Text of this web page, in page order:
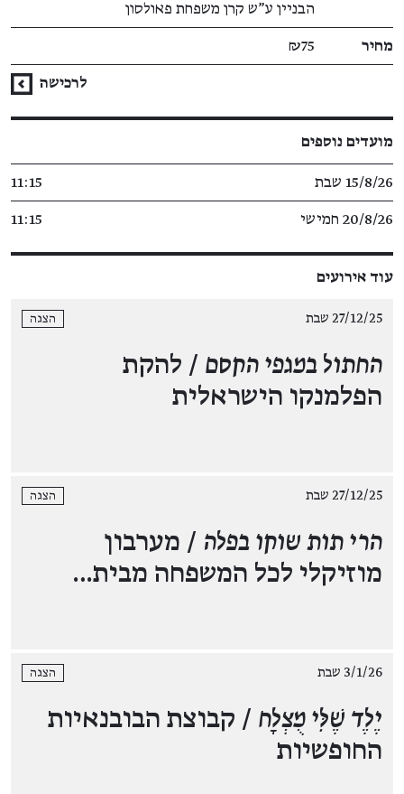
הבניין ע"ש קרן משפחת פאולסון
מחיר ₪75
לרכישה
מועדים נוספים
15/8/26 שבת 11:15
20/8/26 חמישי 11:15
עוד אירועים
27/12/25 שבת הצגה
החתול במגפי הקסם / להקת
הפלמנקו הישראלית
27/12/25 שבת הצגה
הרי תות שוקו בפלה / מערבון
מוזיקלי לכל המשפחה מבית…
3/1/26 שבת הצגה
יֶלֶד שֶׁלִּי מֻצְלָח / קבוצת הבובנאיות
החופשיות